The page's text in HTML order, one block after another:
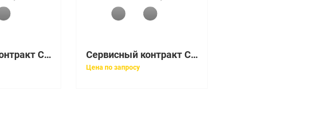
Сервисный контракт CON-3SNT-IE40008P Сервисный контракт CON-3SNT-ISR4331AX
Цена по запросу